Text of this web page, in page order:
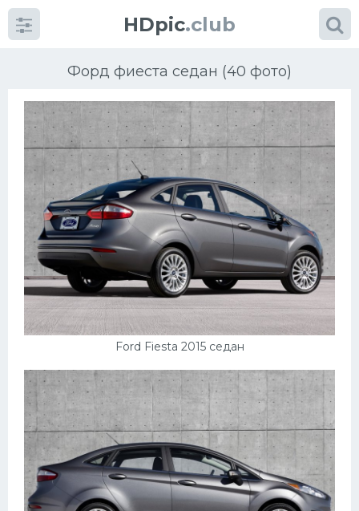
HDpic.club
Форд фиеста седан (40 фото)
Ford Fiesta 2015 седан
Категории
Разное
Автомобили
Красивые фото машин
УРАЛ
Пежо
Ауди
Гараж
Русские авто
Вольво